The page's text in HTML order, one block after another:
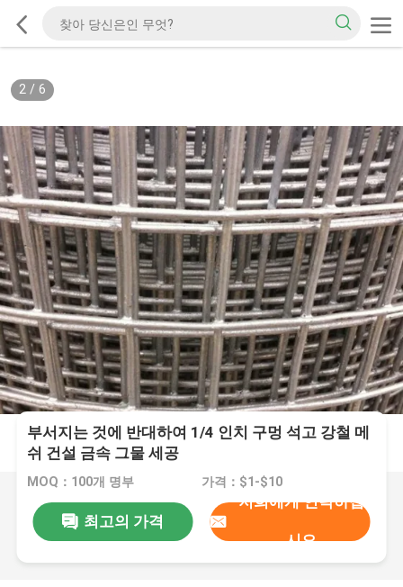
2/ 6
부서지는 것에 반대하여 1/4 인치 구멍 석고 강철 메
쉬 건설 금속 그물 세공
MOQ：100개 명부 가격：$1-$10
최고의 가격
저희에게 연락하십
시오